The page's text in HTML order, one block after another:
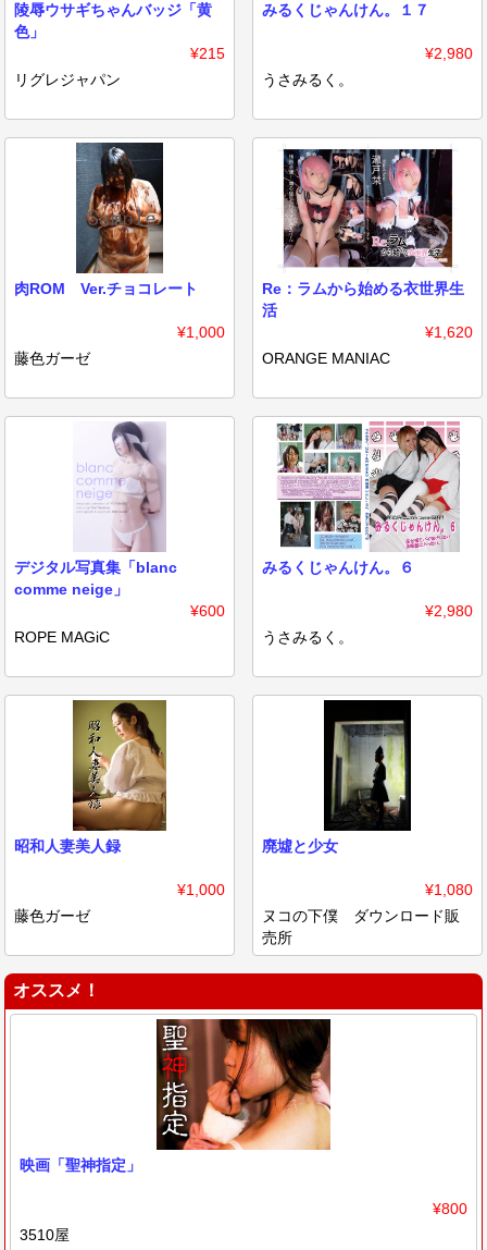
陵辱ウサギちゃんバッジ「黄
色」
¥215
リグレジャパン
みるくじゃんけん。１７
¥2,980
うさみるく。
肉ROM Ver.チョコレート
¥1,000
藤色ガーゼ
Re：ラムから始める衣世界生
活
¥1,620
ORANGE MANIAC
デジタル写真集「blanc
comme neige」
¥600
ROPE MAGiC
みるくじゃんけん。６
¥2,980
うさみるく。
昭和人妻美人録
¥1,000
藤色ガーゼ
廃墟と少女
¥1,080
ヌコの下僕 ダウンロード販
売所
オススメ！
映画「聖神指定」
¥800
3510屋